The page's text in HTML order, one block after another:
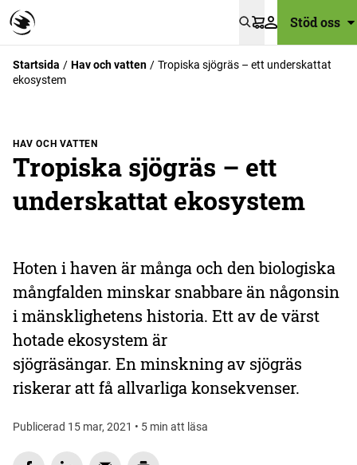
VarukorgStöd oss
Startsida Hav och vatten
Tropiska sjögräs – ett underskattat
ekosystem
HAV OCH VATTEN
Tropiska sjögräs – ett
underskattat ekosystem
Hoten i haven är många och den biologiska
mångfalden minskar snabbare än någonsin
i mänsklighetens historia. Ett av de värst
hotade ekosystem är
sjögräsängar. En minskning av sjögräs
riskerar att få allvarliga konsekvenser.
Publicerad 15 mar, 2021 • 5 min att läsa